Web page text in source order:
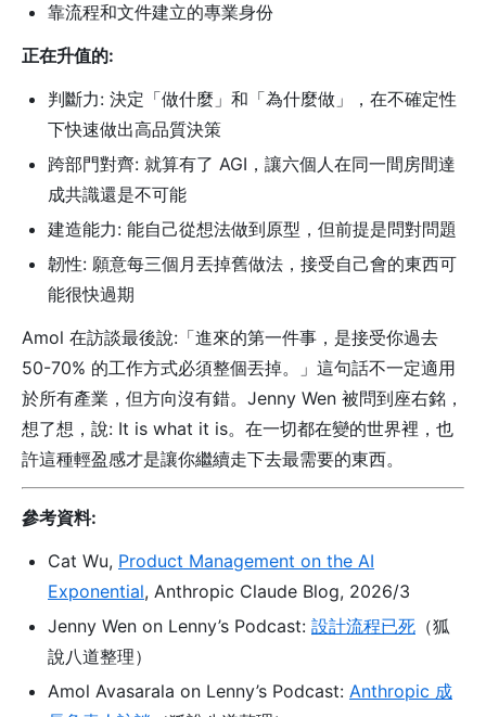
靠流程和文件建立的專業身份
正在升值的:
判斷力: 決定「做什麼」和「為什麼做」，在不確定性
下快速做出高品質決策
跨部門對齊: 就算有了 AGI，讓六個人在同一間房間達
成共識還是不可能
建造能力: 能自己從想法做到原型，但前提是問對問題
韌性: 願意每三個月丟掉舊做法，接受自己會的東西可
能很快過期
Amol 在訪談最後說:「進來的第一件事，是接受你過去
50-70% 的工作方式必須整個丟掉。」這句話不一定適用
於所有產業，但方向沒有錯。Jenny Wen 被問到座右銘，
想了想，說: It is what it is。在一切都在變的世界裡，也
許這種輕盈感才是讓你繼續走下去最需要的東西。
參考資料:
Cat Wu, Product Management on the AI
Exponential, Anthropic Claude Blog, 2026/3
Jenny Wen on Lenny’s Podcast: 設計流程已死 （狐
說八道整理）
Amol Avasarala on Lenny’s Podcast: Anthropic 成